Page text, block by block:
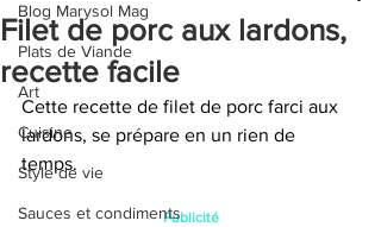
Blog Marysol Mag
Plats de Viande
Art
Cuisine
Style de vie
Sauces et condiments
Filet de porc aux lardons,
recette facile
Cette recette de filet de porc farci aux
lardons, se prépare en un rien de
temps.
Publicité